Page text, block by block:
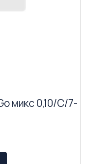
микс 0,10/C/7-